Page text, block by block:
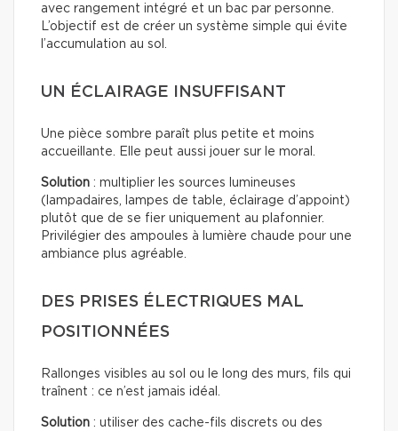
avec rangement intégré et un bac par personne.
L’objectif est de créer un système simple qui évite
l’accumulation au sol.
UN ÉCLAIRAGE INSUFFISANT
Une pièce sombre paraît plus petite et moins
accueillante. Elle peut aussi jouer sur le moral.
Solution : multiplier les sources lumineuses
(lampadaires, lampes de table, éclairage d’appoint)
plutôt que de se fier uniquement au plafonnier.
Privilégier des ampoules à lumière chaude pour une
ambiance plus agréable.
DES PRISES ÉLECTRIQUES MAL
POSITIONNÉES
Rallonges visibles au sol ou le long des murs, fils qui
traînent : ce n’est jamais idéal.
Solution : utiliser des cache-fils discrets ou des